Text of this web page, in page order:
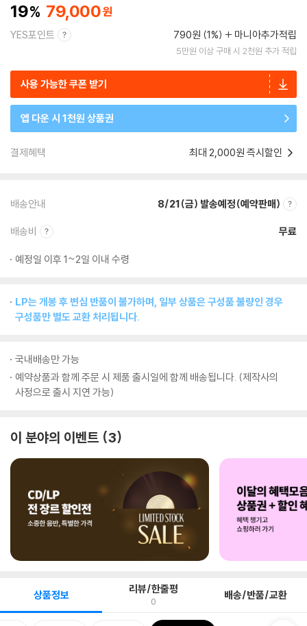
19 79,000
YES포인트 790원 (1%) 마니아추가적립
5만원 이상 구매 시 2천원 추가 적립
사용 가능한 쿠폰 받기
앱 다운 시 1천원 상품권
결제혜택 최대 2,000원 즉시할인
배송안내 8/21(금) 발송예정(예약판매)
배송비 무료
예정일 이후 1~2일 이내 수령
LP는 개봉 후 변심 반품이 불가하며, 일부 상품은 구성품 불량인 경우
구성품만 별도 교환 처리됩니다.
국내배송만 가능
예약상품과 함께 주문 시 제품 출시일에 함께 배송됩니다. (제작사의
사정으로 출시 지연 가능)
이 분야의 이벤트 3
상품정보 리뷰/한줄평
0 배송/반품/교환